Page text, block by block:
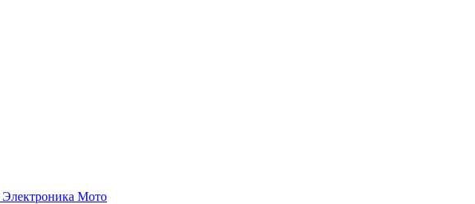
Электроника Мото